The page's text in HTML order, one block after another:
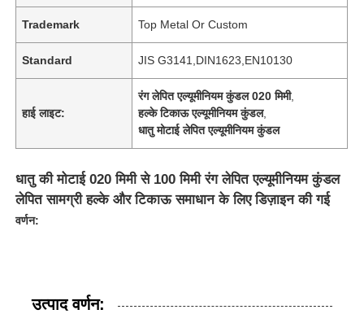
Trademark Top Metal Or Custom
Standard JIS G3141,DIN1623,EN10130
हाई लाइट:
रंग लेपित एल्यूमीनियम कुंडल 020 मिमी,
हल्के टिकाऊ एल्यूमीनियम कुंडल,
धातु मोटाई लेपित एल्यूमीनियम कुंडल
धातु की मोटाई 020 मिमी से 100 मिमी रंग लेपित एल्यूमीनियम कुंडल
लेपित सामग्री हल्के और टिकाऊ समाधान के लिए डिज़ाइन की गई
वर्णन:
उत्पाद वर्णन: